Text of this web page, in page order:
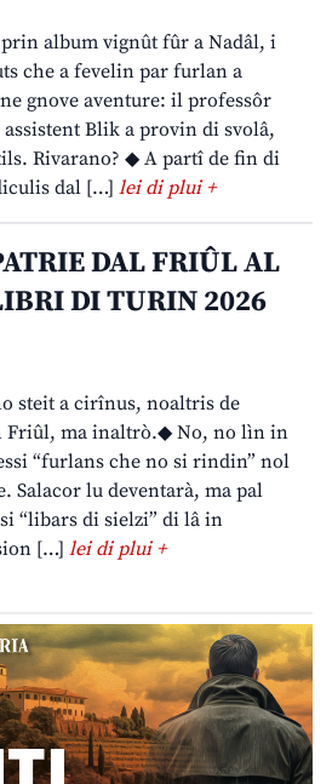
prin album vignût fûr a Nadâl, i
che a fevelin par furlan a
gnove aventure: il professôr
Blik a provin di svolâ,
Rivarano? ◆ A partî de fin di
dal […] lei di plui +
DAL FRIÛL AL
DI TURIN 2026
steit a cirînus, noaltris de
Friûl, ma inaltrò.◆ No, no lìn in
“furlans che no si rindin” nol
Salacor lu deventarà, ma pal
“libars di sielzi” di lâ in
[…] lei di plui +